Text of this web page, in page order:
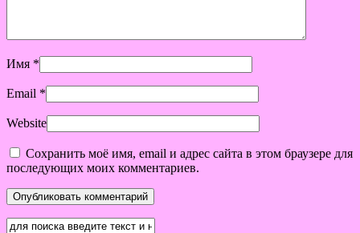
Имя *
Email *
Website
Сохранить моё имя, email и адрес сайта в этом браузере для
последующих моих комментариев.